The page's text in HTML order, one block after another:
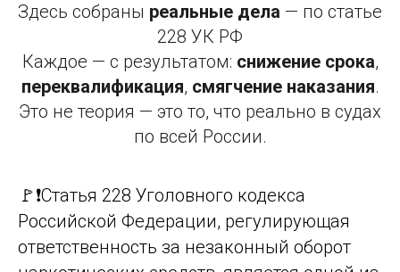
Здесь собраны реальные дела — по статье
228 УК РФ
Каждое — с результатом: снижение срока,
переквалификация, смягчение наказания.
Это не теория — это то, что реально в судах
по всей России.
🚩❗Статья 228 Уголовного кодекса
Российской Федерации, регулирующая
ответственность за незаконный оборот